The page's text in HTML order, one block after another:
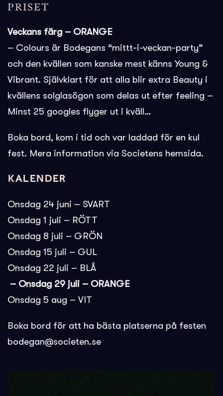
PRISET
Veckans färg – ORANGE
– Colours är Bodegans “mittt-i-veckan-party”
och den kvällen som kanske mest känns Young &
Vibrant. Självklart för att alla blir extra Beauty i
kvällens solglasögon som delas ut efter feeling –
Minst 25 googles flyger ut i kväll…
Boka bord, kom i tid och var laddad för en kul
fest. Mera information via Societens hemsida.
Kalender
Onsdag 24 juni – SVART
Onsdag 1 juli – RÖTT
Onsdag 8 juli – GRÖN
Onsdag 15 juli – GUL
Onsdag 22 juli – BLÅ
– Onsdag 29 juli – ORANGE
Onsdag 5 aug – VIT
Boka bord för att ha bästa platserna på festen
bodegan@societen.se